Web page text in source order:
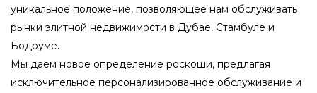
уникальное положение, позволяющее нам обслуживать
рынки элитной недвижимости в Дубае, Стамбуле и
Бодруме.
Мы даем новое определение роскоши, предлагая
исключительное персонализированное обслуживание и